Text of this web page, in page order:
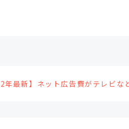
年最新】ネット広告費がテレビ